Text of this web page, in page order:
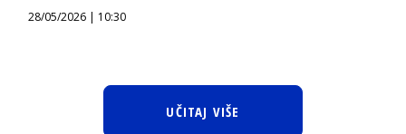
28/05/2026 | 10:30
UČITAJ VIŠE